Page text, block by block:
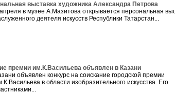
выставка художника Александра Петрова
в музее А.Мазитова открывается персональная
деятеля искусств Республики Татарстан...
премии им.К.Васильева объявлен в Казани
объявлен конкурс на соискание городской премии
в области изобразительного искусства. Его